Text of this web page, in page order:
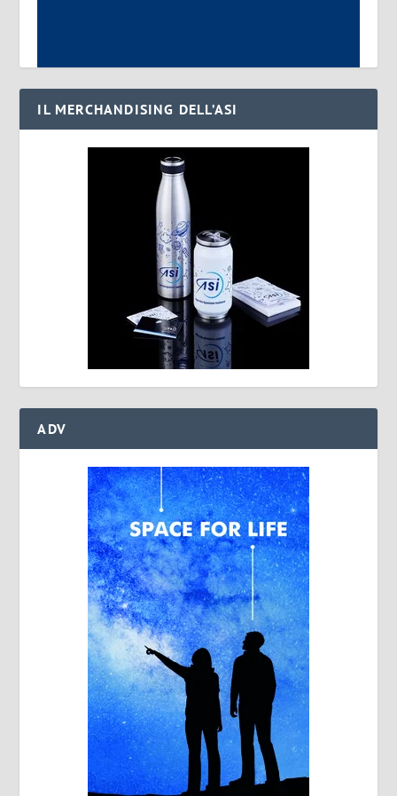
IL MERCHANDISING DELL’ASI
ADV